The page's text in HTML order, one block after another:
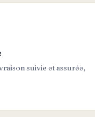
suivie et assurée,